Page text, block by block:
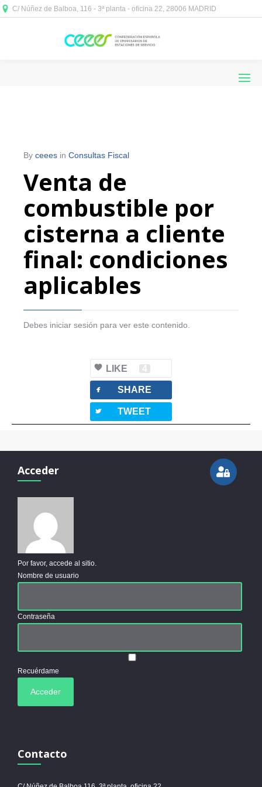
C/ Núñez de Balboa, 116 - 3ª planta - oficina 22, 28006 MADRID
By ceees in Consultas Fiscal
Venta de
combustible por
cisterna a cliente
final: condiciones
aplicables
Debes iniciar sesión para ver este contenido.
LIKE 4
facebook SHARE
twitterbird TWEET
Acceder
Por favor, accede al sitio.
Nombre de usuario
Contraseña
Recuérdame
Contacto